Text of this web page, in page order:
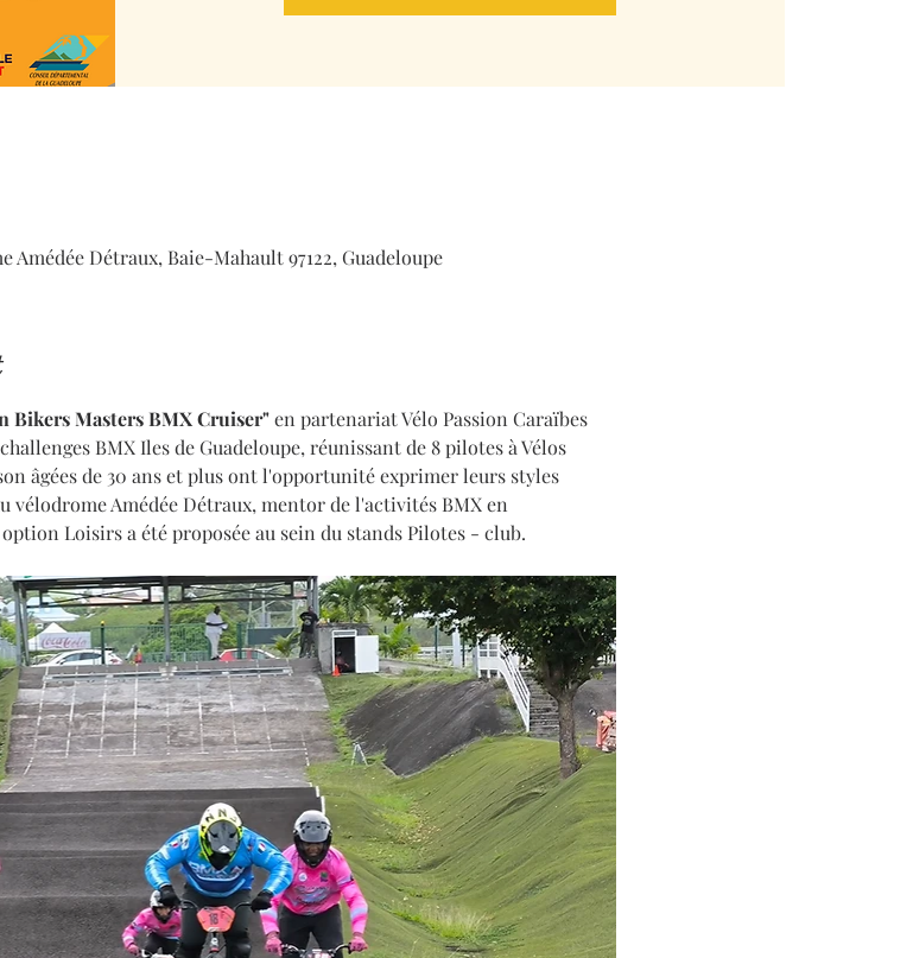
Détraux, Baie-Mahault 97122, Guadeloupe
Bikers Masters BMX Cruiser" en partenariat Vélo Passion Caraïbes
BMX Iles de Guadeloupe, réunissant de 8 pilotes à Vélos
âgées de 30 ans et plus ont l'opportunité exprimer leurs styles
vélodrome Amédée Détraux, mentor de l'activités BMX en
Loisirs a été proposée au sein du stands Pilotes - club.